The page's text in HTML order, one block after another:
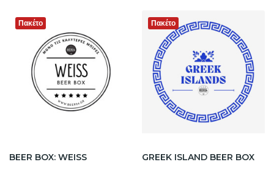
Πακέτο
BEER BOX: WEISS
Πακέτο
GREEK ISLAND BEER BOX